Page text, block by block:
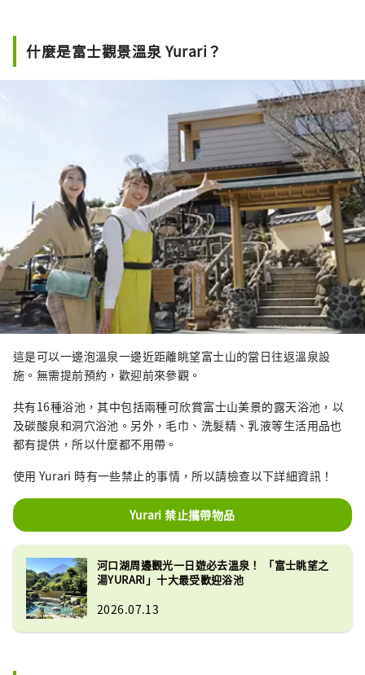
傳遞四季變化中的富士山之美。
什麼是富士觀景溫泉 Yurari？
這是可以一邊泡溫泉一邊近距離眺望富士山的當日往返溫泉設
施。無需提前預約，歡迎前來參觀。
共有16種浴池，其中包括兩種可欣賞富士山美景的露天浴池，以
及碳酸泉和洞穴浴池。另外，毛巾、洗髮精、乳液等生活用品也
都有提供，所以什麼都不用帶。
使用 Yurari 時有一些禁止的事情，所以請檢查以下詳細資訊！
Yurari 禁止攜帶物品
河口湖周邊觀光一日遊必去溫泉！ 「富士眺望之
湯YURARI」十大最受歡迎浴池
2026.07.13